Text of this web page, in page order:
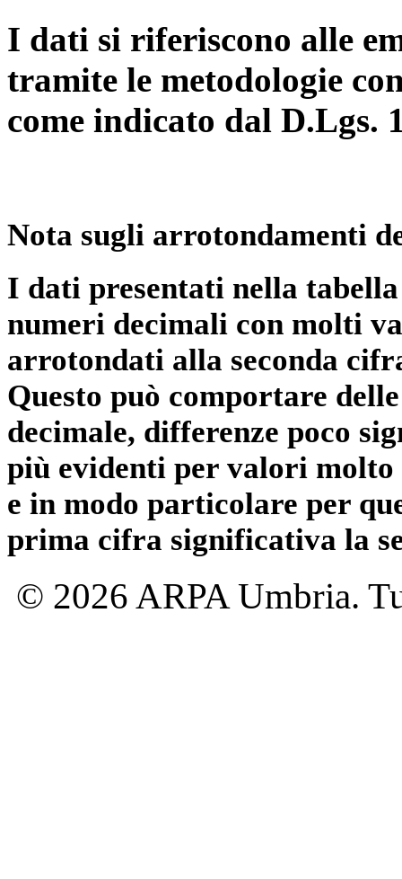
I dati si riferiscono alle
tramite le metodologie
come indicato dal D.Lgs.
Nota sugli arrotondamenti
I dati presentati nella
numeri decimali con molti
arrotondati alla seconda
Questo può comportare
decimale, differenze poco
più evidenti per valori
e in modo particolare per
prima cifra significativa la
© 2026 ARPA Umbria.